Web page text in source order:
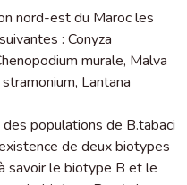
nord-est du Maroc les
: Conyza
murale, Malva
Lantana
populations de B.tabaci
de deux biotypes
savoir le biotype B et le